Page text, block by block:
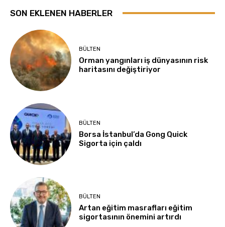
SON EKLENEN HABERLER
BÜLTEN
Orman yangınları iş dünyasının risk
haritasını değiştiriyor
BÜLTEN
Borsa İstanbul’da Gong Quick
Sigorta için çaldı
BÜLTEN
Artan eğitim masrafları eğitim
sigortasının önemini artırdı